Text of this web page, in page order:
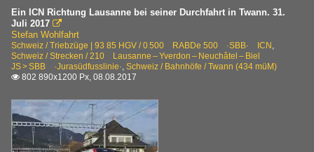
Ein ICN Richtung Lausanne bei seiner Durchfahrt in Twann. 31.
Juli 2017 
Stefan Wohlfahrt
Schweiz / Triebzüge | 93 85 HGV / 0 500 RABDe 500 ·SBB· ICN
Schweiz / Strecken / 210 Lausanne – Yverdon – Neuchâtel – Biel
JS > SBB ·Jurasüdfusslinie· Schweiz / Bahnhöfe / Twann (434 müM)
 802 890x1200 Px, 08.08.2017